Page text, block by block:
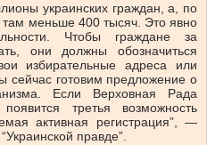
украинских граждан, а, по
там меньше 400 тысяч. Это явно
Чтобы граждане за
они должны обозначиться
избирательные адреса или
сейчас готовим предложение о
Если Верховная Рада
третья возможность
активная регистрация”, —
правде”.